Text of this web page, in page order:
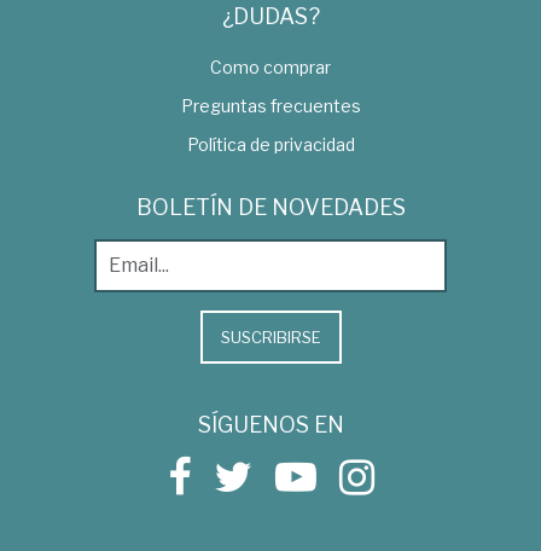
¿DUDAS?
Como comprar
Preguntas frecuentes
Política de privacidad
BOLETÍN DE NOVEDADES
SUSCRIBIRSE
SÍGUENOS EN